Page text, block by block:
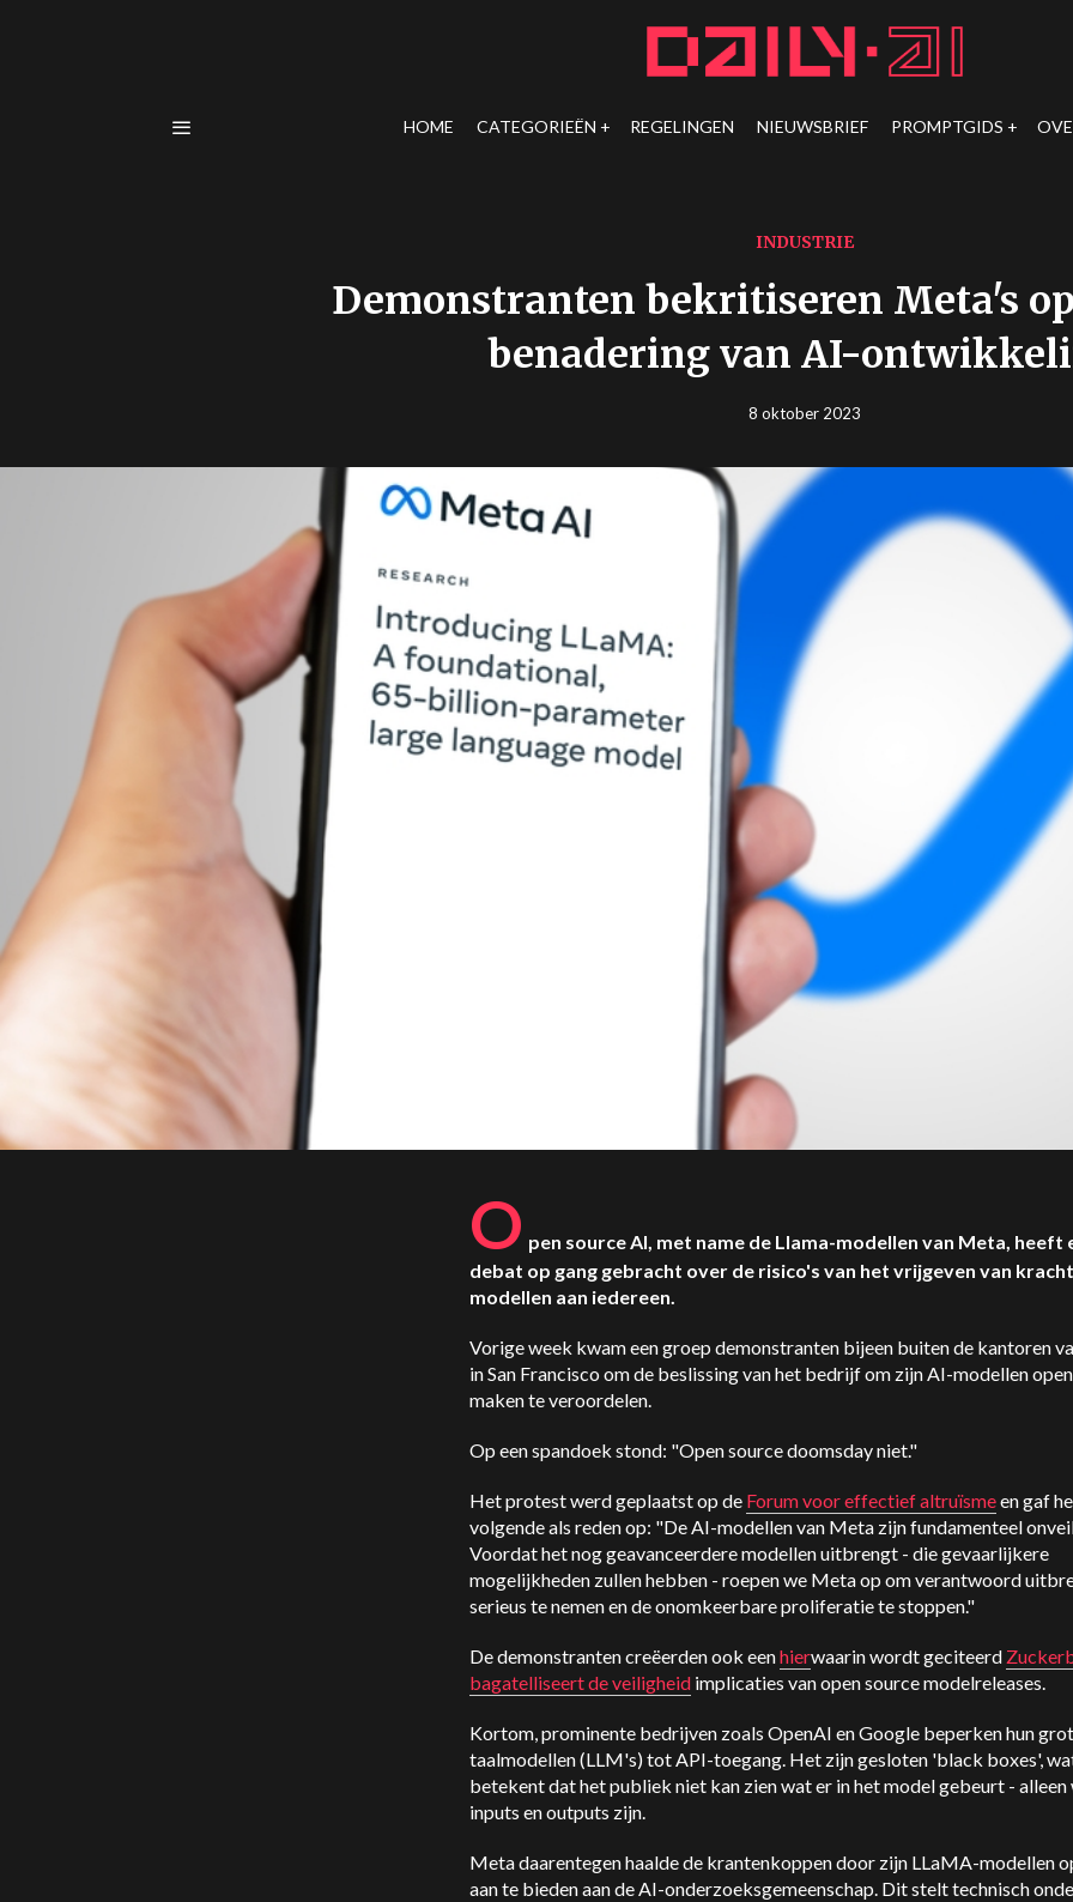
HOME CATEGORIEËN REGELINGEN NIEUWSBRIEF PROMPTGIDS
INDUSTRIE
Demonstranten bekritiseren Meta's
benadering van AI-
8 oktober 2023
O pen source AI, met name de Llama-modellen van Meta, heeft
debat op gang gebracht over de risico's van het vrijgeven van
modellen aan iedereen.
Vorige week kwam een groep demonstranten bijeen buiten de kantoren
in San Francisco om de beslissing van het bedrijf om zijn AI-modellen
maken te veroordelen.
Op een spandoek stond: "Open source doomsday niet."
Het protest werd geplaatst op de Forum voor effectief altruïsmeen gaf
volgende als reden op: "De AI-modellen van Meta zijn fundamenteel
Voordat het nog geavanceerdere modellen uitbrengt - die gevaarlijkere
mogelijkheden zullen hebben - roepen we Meta op om verantwoord
serieus te nemen en de onomkeerbare proliferatie te stoppen."
De demonstranten creëerden ook eenhierwaarin wordt geciteerd
bagatelliseert de veiligheid implicaties van open source modelreleases.
Kortom, prominente bedrijven zoals OpenAI en Google beperken hun
taalmodellen (LLM's) tot API-toegang. Het zijn gesloten 'black boxes',
betekent dat het publiek niet kan zien wat er in het model gebeurt - alleen
inputs en outputs zijn.
Meta daarentegen haalde de krantenkoppen door zijn LLaMA-modellen
aan te bieden aan de AI-onderzoeksgemeenschap. Dit stelt technisch